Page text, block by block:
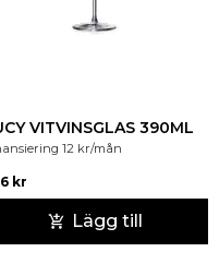
VITVINSGLAS 390ML
12 kr/mån
kr
Lägg till